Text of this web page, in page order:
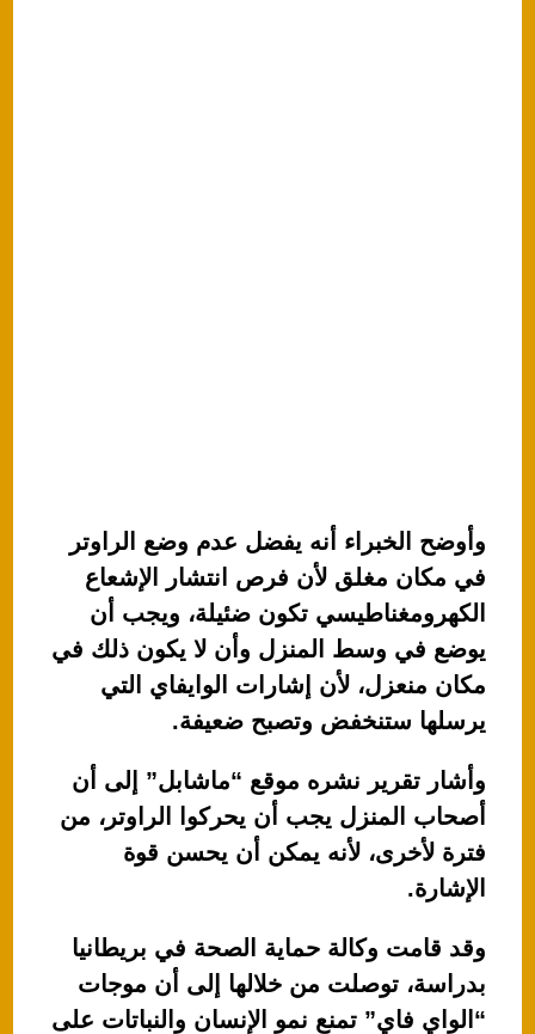
وأوضح الخبراء أنه يفضل عدم وضع الراوتر
في مكان مغلق لأن فرص انتشار الإشعاع
الكهرومغناطيسي تكون ضئيلة، ويجب أن
يوضع في وسط المنزل وأن لا يكون ذلك في
مكان منعزل، لأن إشارات الوايفاي التي
يرسلها ستنخفض وتصبح ضعيفة.
وأشار تقرير نشره موقع “ماشابل” إلى أن
أصحاب المنزل يجب أن يحركوا الراوتر، من
فترة لأخرى، لأنه يمكن أن يحسن قوة
الإشارة.
وقد قامت وكالة حماية الصحة في بريطانيا
بدراسة، توصلت من خلالها إلى أن موجات
“الواي فاي” تمنع نمو الإنسان والنباتات على